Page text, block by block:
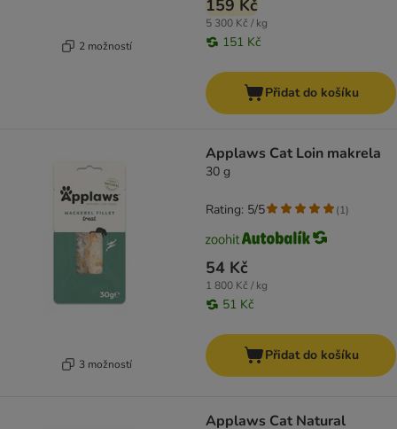
2 možností
159 Kč
5 300 Kč / kg
151 Kč
Přidat do košíku
3 možností
Applaws Cat Loin makrela
30 g
54 Kč
1 800 Kč / kg
51 Kč
Rating: 5/5 (1)
Přidat do košíku
Applaws Cat Natural